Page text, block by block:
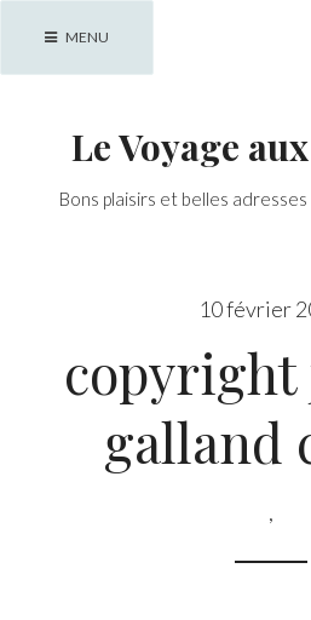
MENU
Le Voyage
Bons plaisirs et belles
10 février
copyright
galland
,